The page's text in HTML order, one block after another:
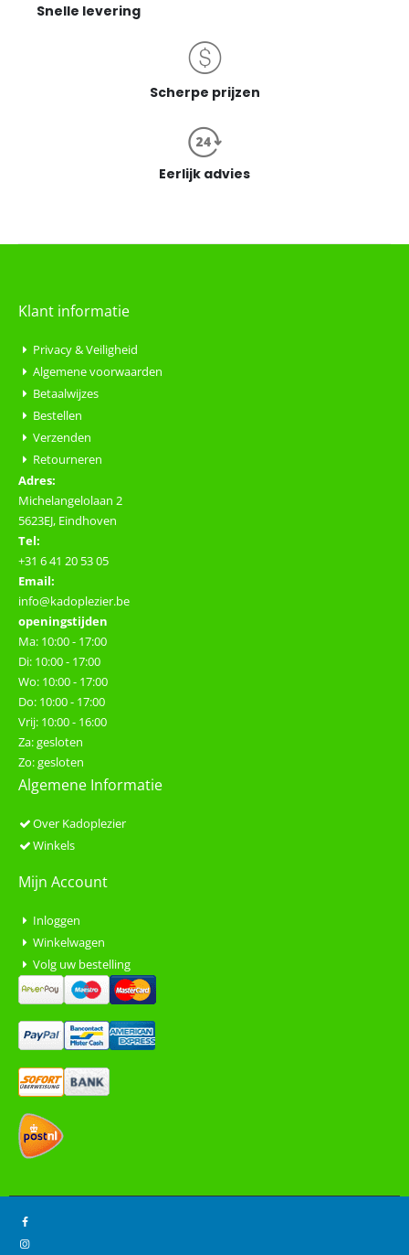
Snelle levering
Scherpe prijzen
Eerlijk advies
Klant informatie
Privacy & Veiligheid
Algemene voorwaarden
Betaalwijzes
Bestellen
Verzenden
Retourneren
Adres:
Michelangelolaan 2
5623EJ, Eindhoven
Tel:
+31 6 41 20 53 05
Email:
info@kadoplezier.be
openingstijden
Ma: 10:00 - 17:00
Di: 10:00 - 17:00
Wo: 10:00 - 17:00
Do: 10:00 - 17:00
Vrij: 10:00 - 16:00
Za: gesloten
Zo: gesloten
Algemene Informatie
Over Kadoplezier
Winkels
Mijn Account
Inloggen
Winkelwagen
Volg uw bestelling